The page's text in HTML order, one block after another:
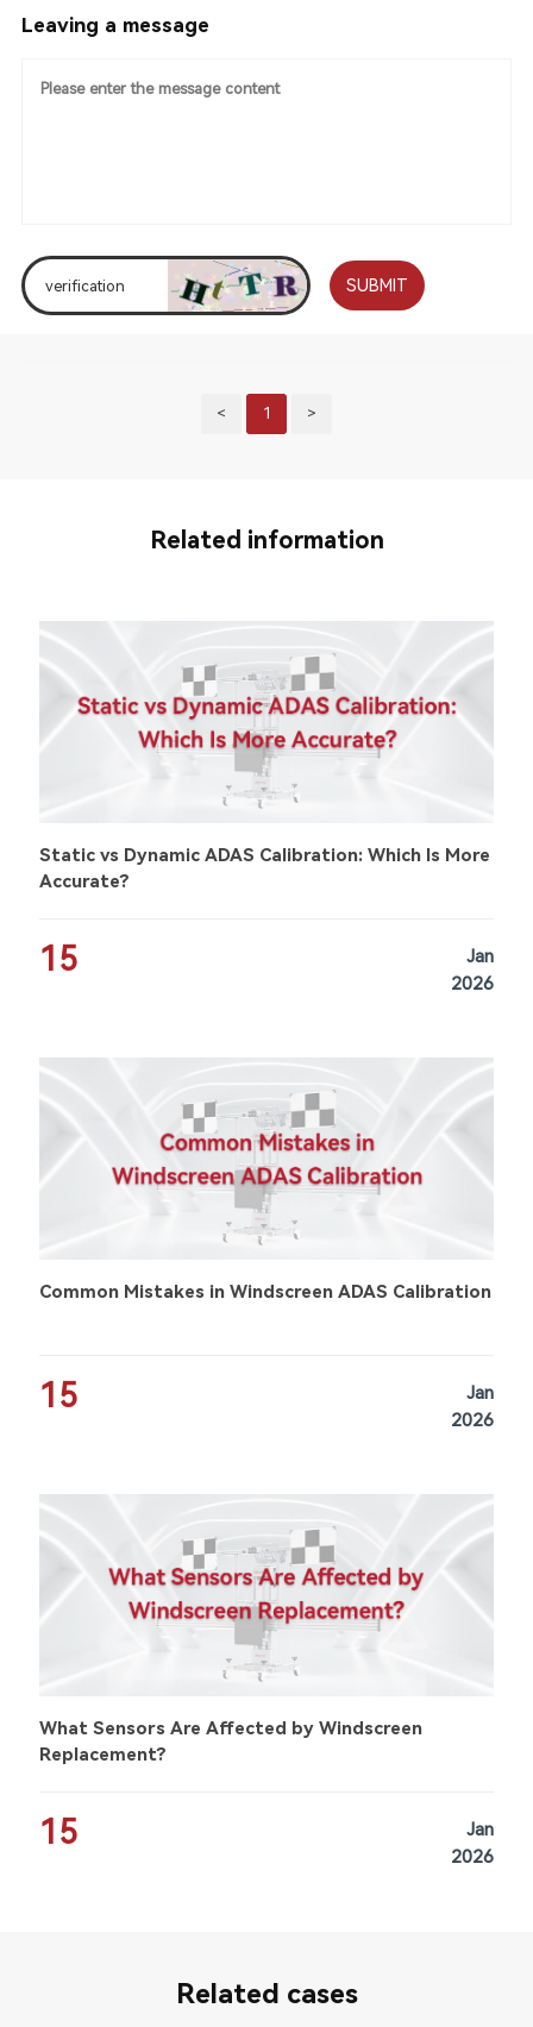
Leaving a message
SUBMIT
< 1 >
Related information
Static vs Dynamic ADAS Calibration: Which Is More
Accurate?
15
Jan
2026
Common Mistakes in Windscreen ADAS Calibration
15
Jan
2026
What Sensors Are Affected by Windscreen
Replacement?
15
Jan
2026
Related cases